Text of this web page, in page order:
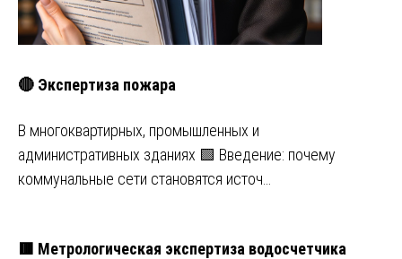
🔴 Экспертиза пожара
В многоквартирных, промышленных и
административных зданиях 🟩 Введение: почему
коммунальные сети становятся источ…
🟥 Метрологическая экспертиза водосчетчика